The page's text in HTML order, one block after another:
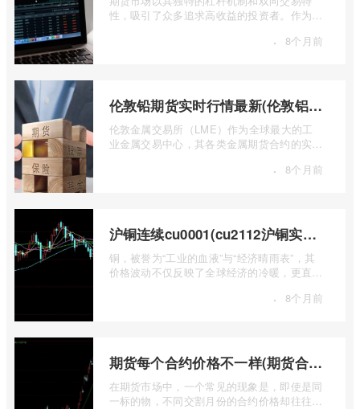
性，吸引了众多追求高收益的投资者。作为中
· 8个月前
伦敦铅期货实时行情最新(伦敦铝锡期货实时行情)
伦敦金属交易所（LME）作为全球最大的工
业金属交易中心，其各类金属期货合约的实时
· 8个月前
沪铜连续cu0001(cu2112沪铜实时行情)
铜，被誉为“工业的血液”与“经济晴雨表”，其
价格波动不仅反映了全球经济的冷暖，更直接
· 8个月前
期货每个合约价格不一样(期货合约之间的价格差)
在期货市场中，一个常见的现象是，即使是同
一标的物，不同交割月份的合约价格却往往不